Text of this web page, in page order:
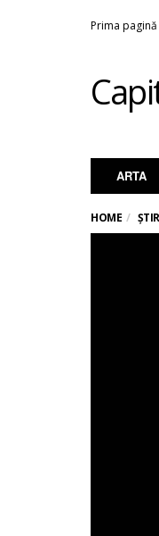
Prima pagină
ARTA
HOME